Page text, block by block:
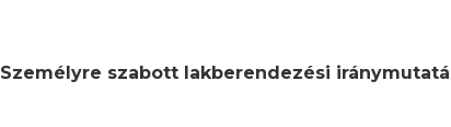
Személyre szabott lakberendezési